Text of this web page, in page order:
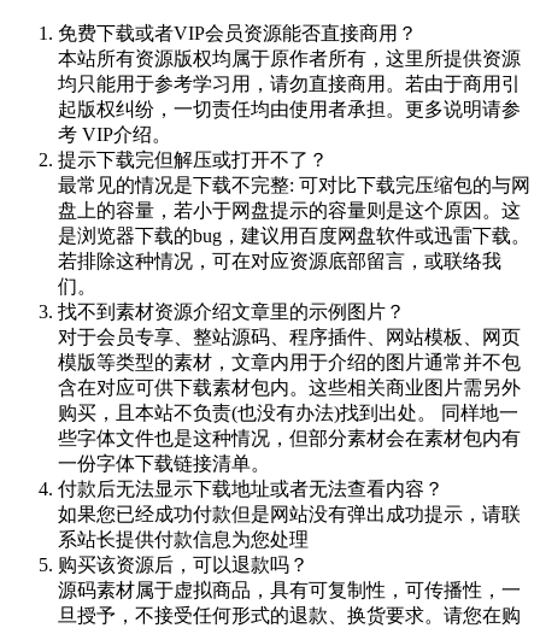
免费下载或者VIP会员资源能否直接商用？
本站所有资源版权均属于原作者所有，这里所提供资源
均只能用于参考学习用，请勿直接商用。若由于商用引
起版权纠纷，一切责任均由使用者承担。更多说明请参
考 VIP介绍。
提示下载完但解压或打开不了？
最常见的情况是下载不完整: 可对比下载完压缩包的与网
盘上的容量，若小于网盘提示的容量则是这个原因。这
是浏览器下载的bug，建议用百度网盘软件或迅雷下载。
若排除这种情况，可在对应资源底部留言，或联络我
们。
找不到素材资源介绍文章里的示例图片？
对于会员专享、整站源码、程序插件、网站模板、网页
模版等类型的素材，文章内用于介绍的图片通常并不包
含在对应可供下载素材包内。这些相关商业图片需另外
购买，且本站不负责(也没有办法)找到出处。 同样地一
些字体文件也是这种情况，但部分素材会在素材包内有
一份字体下载链接清单。
付款后无法显示下载地址或者无法查看内容？
如果您已经成功付款但是网站没有弹出成功提示，请联
系站长提供付款信息为您处理
购买该资源后，可以退款吗？
源码素材属于虚拟商品，具有可复制性，可传播性，一
旦授予，不接受任何形式的退款、换货要求。请您在购